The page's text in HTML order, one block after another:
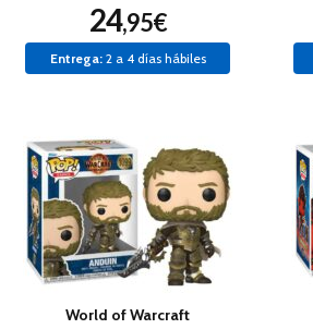
24,95€
Entrega:2 a 4 días hábiles
World of Warcraft